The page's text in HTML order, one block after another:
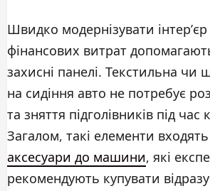
Швидко модернізувати
фінансових витрат
захисні панелі. Текстильна чи
на сидіння авто не потребує
та зняття підголівників під час
Загалом, такі елементи входять
аксесуари до машини, які
рекомендують купувати відразу